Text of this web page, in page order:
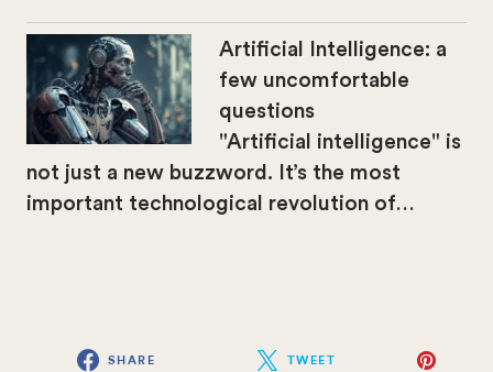
Artificial Intelligence: a
few uncomfortable
questions
"Artificial intelligence" is
not just a new buzzword. It’s the most
important technological revolution of…
SHARE TWEET